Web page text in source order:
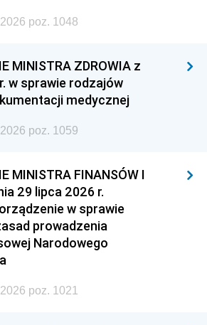
poz. 1048
MINISTRA ZDROWIA z
w sprawie rodzajów
medycznej
poz. 1059
MINISTRA FINANSÓW I
29 lipca 2026 r.
w sprawie
prowadzenia
Narodowego
poz. 1021